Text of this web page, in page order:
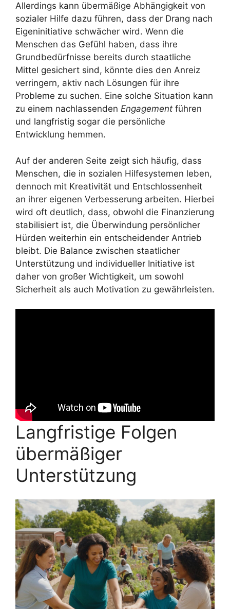
Allerdings kann übermäßige Abhängigkeit von
sozialer Hilfe dazu führen, dass der Drang nach
Eigeninitiative schwächer wird. Wenn die
Menschen das Gefühl haben, dass ihre
Grundbedürfnisse bereits durch staatliche
Mittel gesichert sind, könnte dies den Anreiz
verringern, aktiv nach Lösungen für ihre
Probleme zu suchen. Eine solche Situation kann
zu einem nachlassenden Engagement führen
und langfristig sogar die persönliche
Entwicklung hemmen.
Auf der anderen Seite zeigt sich häufig, dass
Menschen, die in sozialen Hilfesystemen leben,
dennoch mit Kreativität und Entschlossenheit
an ihrer eigenen Verbesserung arbeiten. Hierbei
wird oft deutlich, dass, obwohl die Finanzierung
stabilisiert ist, die Überwindung persönlicher
Hürden weiterhin ein entscheidender Antrieb
bleibt. Die Balance zwischen staatlicher
Unterstützung und individueller Initiative ist
daher von großer Wichtigkeit, um sowohl
Sicherheit als auch Motivation zu gewährleisten.
Langfristige Folgen
übermäßiger
Unterstützung